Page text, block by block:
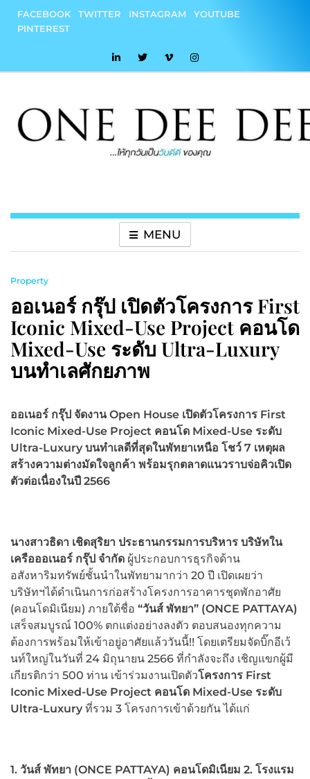
content
FACEBOOK TWITTER INSTAGRAM
YOUTUBE
PINTEREST
MENU
Property
ออเนอร์ กรุ๊ป เปิดตัวโครงการ First
Iconic Mixed-Use Project คอนโด
Mixed-Use ระดับ Ultra-Luxury
บนทำเลศักยภาพ
ออเนอร์ กรุ๊ป จัดงานOpen House เปิดตัวโครงการ First
Iconic Mixed-Use Project คอนโด Mixed-Use ระดับ
Ultra-Luxury บนทำเลดีที่สุดในพัทยาเหนือ โชว์ 7 เหตุผล
สร้างความต่างมัดใจลูกค้า พร้อมรุกตลาดแนวราบจ่อคิวเปิด
ตัวต่อเนื่องในปี 2566
นางสาวธิดา เชิดสุริยา ประธานกรรมการบริหาร บริษัทใน
เครือออเนอร์ กรุ๊ป จำกัด ผู้ประกอบการธุรกิจด้าน
อสังหาริมทรัพย์ชั้นนำในพัทยามากว่า 20 ปี เปิดเผยว่า
บริษัทฯได้ดำเนินการก่อสร้างโครงการอาคารชุดพักอาศัย
(คอนโดมิเนียม) ภายใต้ชื่อ “วันส์ พัทยา” (ONCE PATTAYA)
เสร็จสมบูรณ์ 100% ตกแต่งอย่างลงตัว ตอบสนองทุกความ
ต้องการพร้อมให้เข้าอยู่อาศัยแล้ววันนี้!! โดยเตรียมจัดบิ๊กอีเว้
นท์ใหญ่ในวันที่ 24 มิถุนายน 2566 ที่กำลังจะถึง เชิญแขกผู้มี
เกียรติกว่า 500 ท่าน เข้าร่วมงานเปิดตัวโครงการ First
Iconic Mixed-Use Project คอนโด Mixed-Use ระดับ
Ultra-Luxury ที่รวม 3 โครงการเข้าด้วยกัน ได้แก่
1. วันส์ พัทยา (ONCE PATTAYA) คอนโดมิเนียม 2. โรงแรม